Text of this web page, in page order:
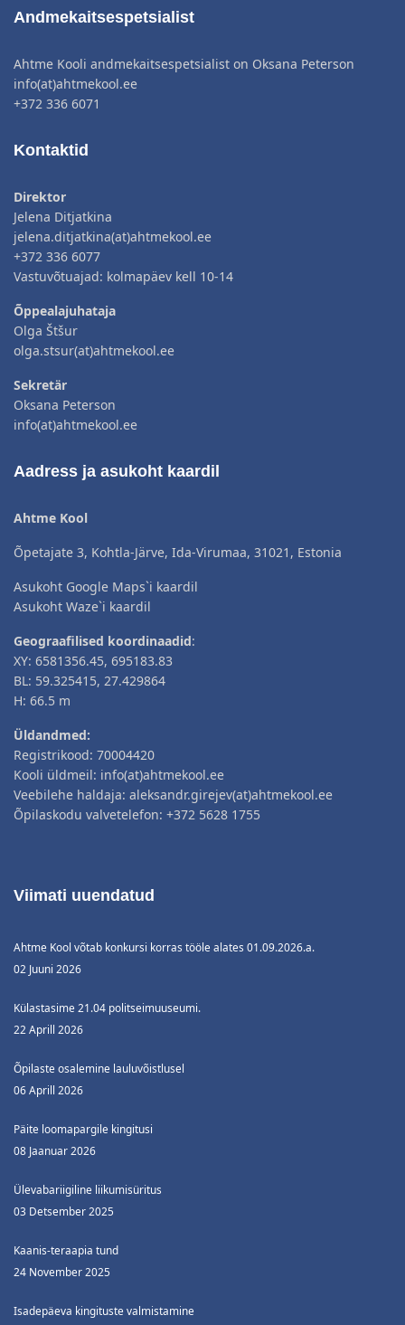
Andmekaitsespetsialist
Ahtme Kooli andmekaitsespetsialist on Oksana Peterson
info(at)ahtmekool.ee
+372 336 6071
Kontaktid
Direktor
Jelena Ditjatkina
jelena.ditjatkina(at)ahtmekool.ee
+372 336 6077
Vastuvõtuajad: kolmapäev kell 10-14
Õppealajuhataja
Olga Štšur
olga.stsur(at)ahtmekool.ee
Sekretär
Oksana Peterson
info(at)ahtmekool.ee
Aadress ja asukoht kaardil
Ahtme Kool
Õpetajate 3, Kohtla-Järve, Ida-Virumaa, 31021, Estonia
Asukoht Google Maps`i kaardil
Asukoht Waze`i kaardil
Geograafilised koordinaadid:
XY: 6581356.45, 695183.83
BL: 59.325415, 27.429864
H: 66.5 m
Üldandmed:
Registrikood: 70004420
Kooli üldmeil: info(at)ahtmekool.ee
Veebilehe haldaja: aleksandr.girejev(at)ahtmekool.ee
Õpilaskodu valvetelefon: +372 5628 1755
Viimati uuendatud
Ahtme Kool võtab konkursi korras tööle alates 01.09.2026.a.
02 Juuni 2026
Külastasime 21.04 politseimuuseumi.
22 Aprill 2026
Õpilaste osalemine lauluvõistlusel
06 Aprill 2026
Päite loomapargile kingitusi
08 Jaanuar 2026
Ülevabariigiline liikumisüritus
03 Detsember 2025
Kaanis-teraapia tund
24 November 2025
Isadepäeva kingituste valmistamine